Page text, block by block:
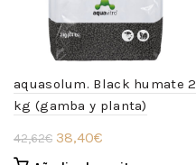
aquasolum. Black humate 2
kg (gamba y planta)
42,62€ El
precio
38,40€
precio